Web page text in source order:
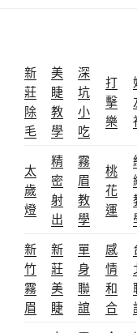
新
莊
除
毛
美
睫
教
學
深
坑
小
吃
打
擊
樂
太
歲
燈
精
密
射
出
霧
眉
教
學
桃
花
運
新
竹
霧
眉
新
莊
美
睫
單
身
聯
誼
感
情
和
合